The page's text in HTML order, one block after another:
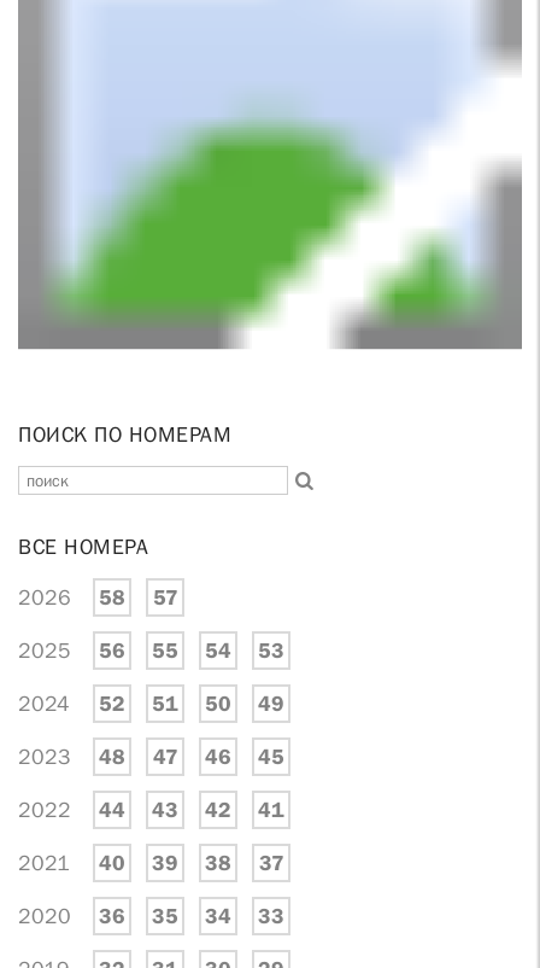
ПОИСК ПО НОМЕРАМ
ВСЕ НОМЕРА
2026 58 57
2025 56 55 54 53
2024 52 51 50 49
2023 48 47 46 45
2022 44 43 42 41
2021 40 39 38 37
2020 36 35 34 33